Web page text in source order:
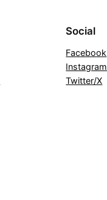
Social
Facebook
Instagram
Twitter/X